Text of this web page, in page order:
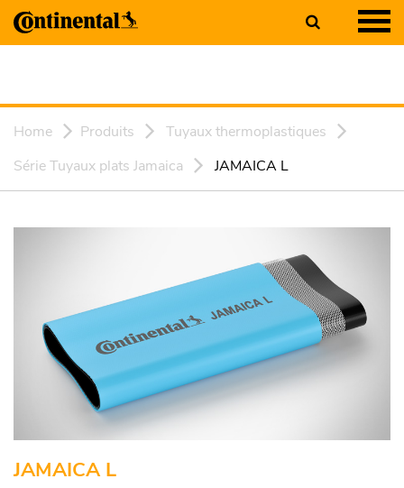
Home Produits
Tuyaux thermoplastiques
Série Tuyaux plats Jamaica
JAMAICA L
JAMAICA L